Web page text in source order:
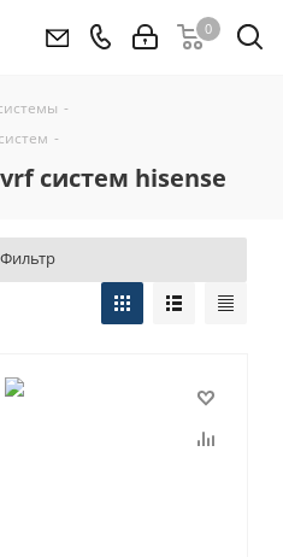
0
-
-
систем hisense
Фильтр